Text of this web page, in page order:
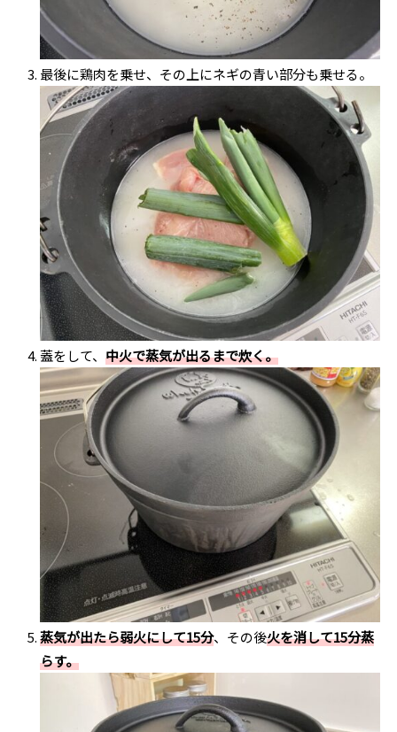
最後に鶏肉を乗せ、その上にネギの青い部分も乗せる。
蓋をして、 中火で蒸気が出るまで炊く。
蒸気が出たら弱火にして15分、その後火を消して15分蒸
らす。